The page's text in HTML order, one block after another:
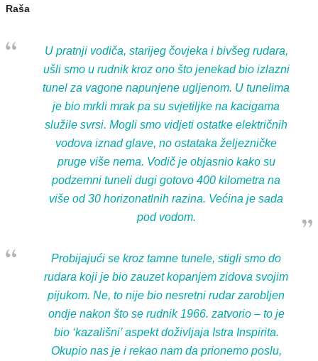
Raša
U pratnji vodiča, starijeg čovjeka i bivšeg rudara,
ušli smo u rudnik kroz ono što jenekad bio izlazni
tunel za vagone napunjene ugljenom. U tunelima
je bio mrkli mrak pa su svjetiljke na kacigama
služile svrsi. Mogli smo vidjeti ostatke električnih
vodova iznad glave, no ostataka željezničke
pruge više nema. Vodič je objasnio kako su
podzemni tuneli dugi gotovo 400 kilometra na
više od 30 horizonatlnih razina. Većina je sada
pod vodom.
Probijajući se kroz tamne tunele, stigli smo do
rudara koji je bio zauzet kopanjem zidova svojim
pijukom. Ne, to nije bio nesretni rudar zarobljen
ondje nakon što se rudnik 1966. zatvorio – to je
bio ‘kazališni’ aspekt doživljaja Istra Inspirita.
Okupio nas je i rekao nam da prionemo poslu,